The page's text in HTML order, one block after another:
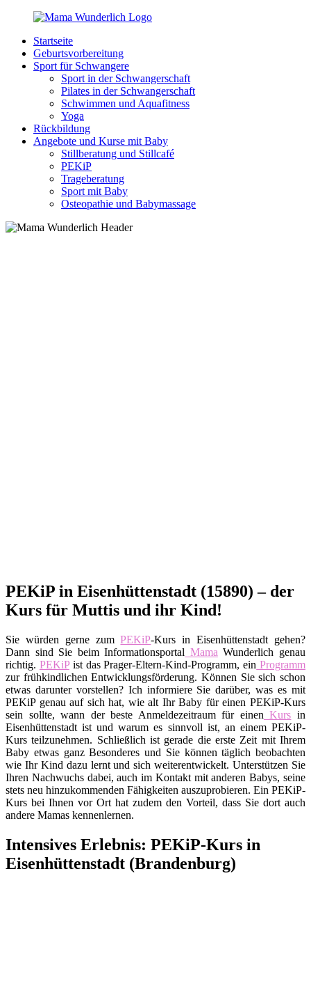
Zurück
Inhalt
MamaWunderlich.de
Mutti
sein
wunderbar!
Startseite
Geburtsvorbereitung
Sport für Schwangere
Sport in der Schwangerschaft
Pilates in der Schwangerschaft
Schwimmen und Aquafitness
Yoga
Rückbildung
Angebote und Kurse mit Baby
Stillberatung und Stillcafé
PEKiP
Trageberatung
Sport mit Baby
Osteopathie und Babymassage
PEKiP in Eisenhüttenstadt (15890) – der
Kurs für Muttis und ihr Kind!
Sie würden gerne zumPEKiP-Kurs in Eisenhüttenstadt gehen?
Dann sind Sie beim Informationsportal Mama Wunderlich genau
richtig. PEKiPist das Prager-Eltern-Kind-Programm, ein Programm
zur frühkindlichen Entwicklungsförderung. Können Sie sich schon
etwas darunter vorstellen? Ich informiere Sie darüber, was es mit
PEKiP genau auf sich hat, wie alt Ihr Baby für einen PEKiP-Kurs
sein sollte, wann der beste Anmeldezeitraum für einen Kurs in
Eisenhüttenstadt ist und warum es sinnvoll ist, an einem PEKiP-
Kurs teilzunehmen. Schließlich ist gerade die erste Zeit mit Ihrem
Baby etwas ganz Besonderes und Sie können täglich beobachten
wie Ihr Kind dazu lernt und sich weiterentwickelt. Unterstützen Sie
Ihren Nachwuchs dabei, auch im Kontakt mit anderen Babys, seine
stets neu hinzukommenden Fähigkeiten auszuprobieren. Ein PEKiP-
Kurs bei Ihnen vor Ort hat zudem den Vorteil, dass Sie dort auch
andere Mamas kennenlernen.
Intensives Erlebnis: PEKiP-Kurs in
Eisenhüttenstadt (Brandenburg)